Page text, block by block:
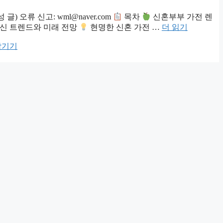
글) 오류 신고: wml@naver.com 목차
신혼부부 가전 렌
트렌드와 미래 전망
현명한 신혼 가전 … 더 읽기
기